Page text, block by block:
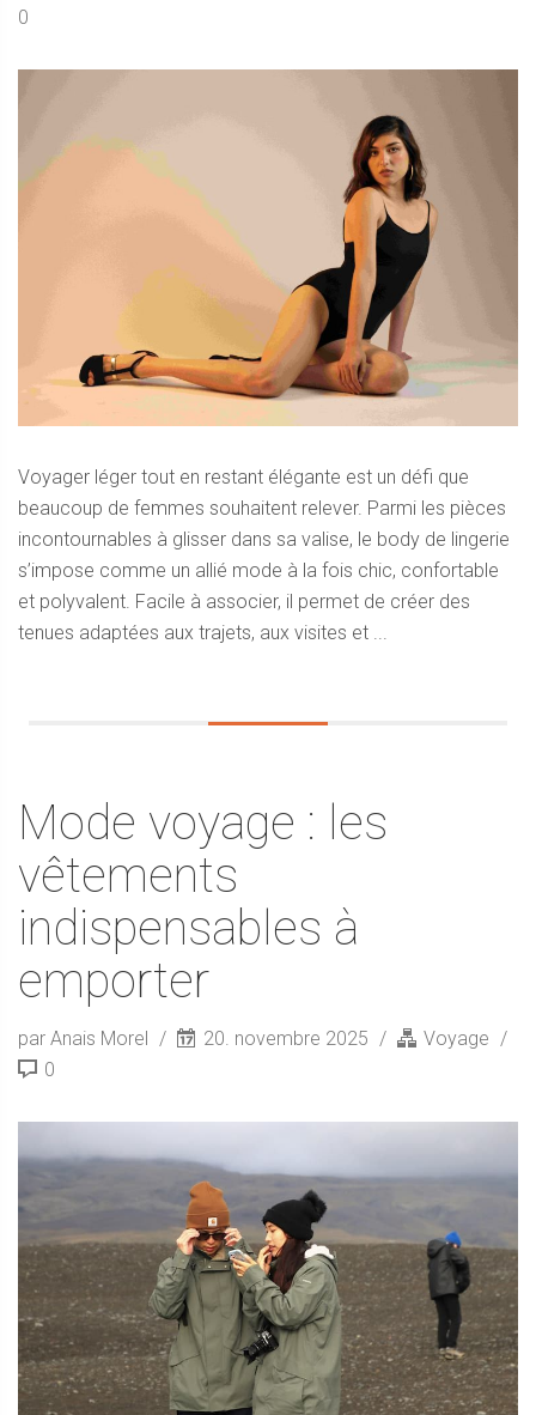
0
Voyager léger tout en restant élégante est un défi que
beaucoup de femmes souhaitent relever. Parmi les pièces
incontournables à glisser dans sa valise, le body de lingerie
s’impose comme un allié mode à la fois chic, confortable
et polyvalent. Facile à associer, il permet de créer des
tenues adaptées aux trajets, aux visites et ...
Mode voyage : les
vêtements
indispensables à
emporter
par Anais Morel 20. novembre 2025
Voyage
0